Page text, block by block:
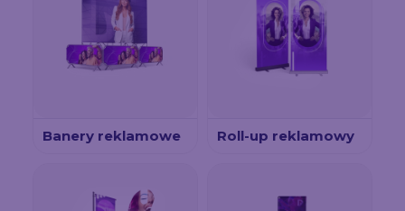
Banery reklamowe Roll-up reklamowy